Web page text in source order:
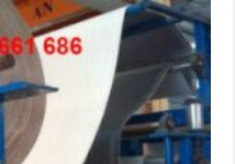
xốp
chống
nóng